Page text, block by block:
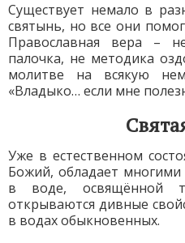
Существует немало в
святынь, но все они
Православная вера –
палочка, не методика
молитве на всякую
«Владыко… если мне
Уже в естественном
Божий, обладает
в воде, освящённой
открываются дивные
в водах обыкновенных.